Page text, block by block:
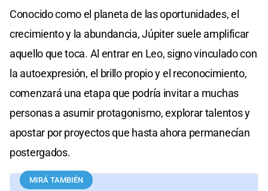
Conocido como el planeta de las oportunidades, el
crecimiento y la abundancia, Júpiter suele amplificar
aquello que toca. Al entrar en Leo, signo vinculado con
la autoexpresión, el brillo propio y el reconocimiento,
comenzará una etapa que podría invitar a muchas
personas a asumir protagonismo, explorar talentos y
apostar por proyectos que hasta ahora permanecían
postergados.
MIRÁ TAMBIÉN